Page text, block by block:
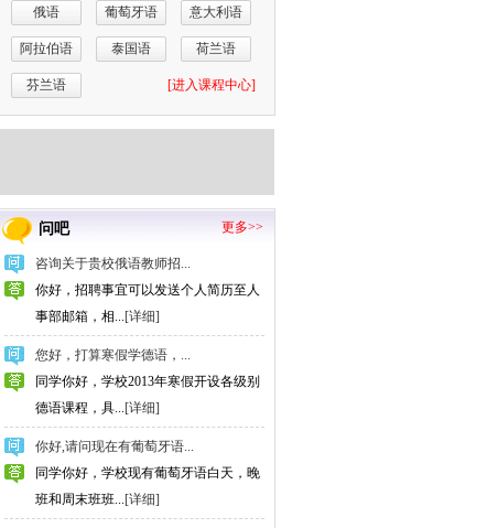
俄语 葡萄牙语 意大利语
阿拉伯语 泰国语 荷兰语
芬兰语 [进入课程中心]
问吧 更多>>
咨询关于贵校俄语教师招...
你好，招聘事宜可以发送个人简历至人
事部邮箱，相...[详细]
您好，打算寒假学德语，...
同学你好，学校2013年寒假开设各级别
德语课程，具...[详细]
你好,请问现在有葡萄牙语...
同学你好，学校现有葡萄牙语白天，晚
班和周末班班...[详细]